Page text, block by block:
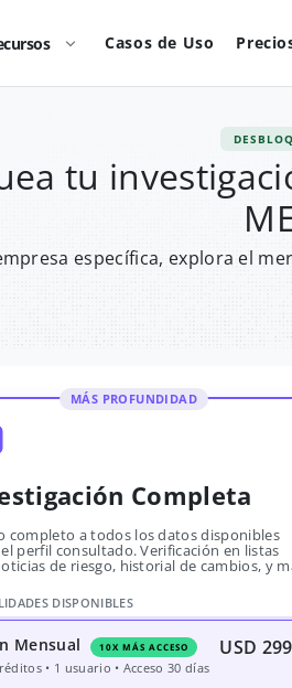
Casos de Uso
tu
específica, explora el
MÁS PROFUNDIDAD
Completa
completo a todos los datos disponibles
perfil consultado. Verificación en listas
de riesgo, historial de cambios, y
DISPONIBLES
Mensual 10X MÁS ACCESO USD 299
• 1 usuario • Acceso 30 días